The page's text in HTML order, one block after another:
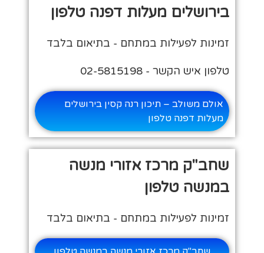
בירושלים מעלות דפנה טלפון
זמינות לפעילות במתחם - בתיאום בלבד
טלפון איש הקשר - 02-5815198
אולם משולב – תיכון רנה קסין בירושלים
מעלות דפנה טלפון
שחב"ק מרכז אזורי מנשה
במנשה טלפון
זמינות לפעילות במתחם - בתיאום בלבד